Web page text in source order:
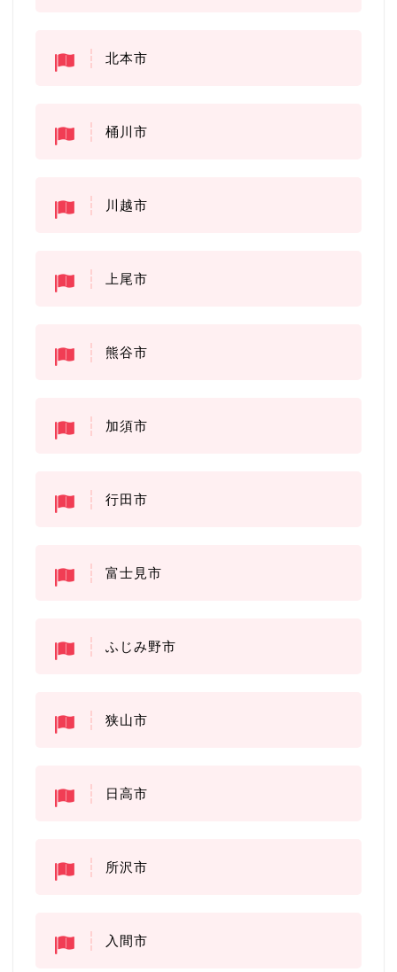
北本市
桶川市
川越市
上尾市
熊谷市
加須市
行田市
富士見市
ふじみ野市
狭山市
日高市
所沢市
入間市